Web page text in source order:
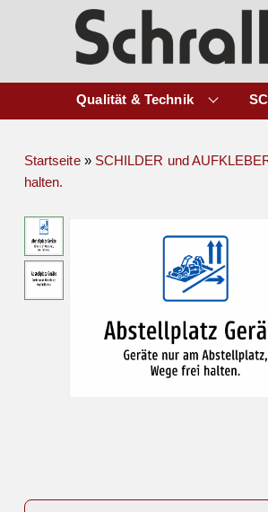
Qualität & Technik
Startseite» SCHILDER und
halten.